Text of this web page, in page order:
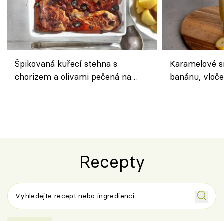
Špikovaná kuřecí stehna s
chorizem a olivami pečená na
Karamelové
banánu,
Recepty